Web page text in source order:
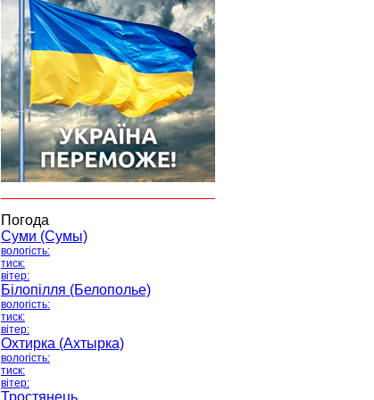
Погода
Суми (Сумы)
вологість:
тиск:
вітер:
Білопілля (Белополье)
вологість:
тиск:
вітер:
Охтирка (Ахтырка)
вологість:
тиск:
вітер:
Тростянець